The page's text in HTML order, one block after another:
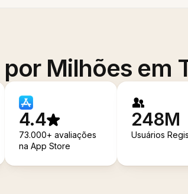
Milhões em
4.4
73.000+ avaliações
na App Store
248M
Usuários